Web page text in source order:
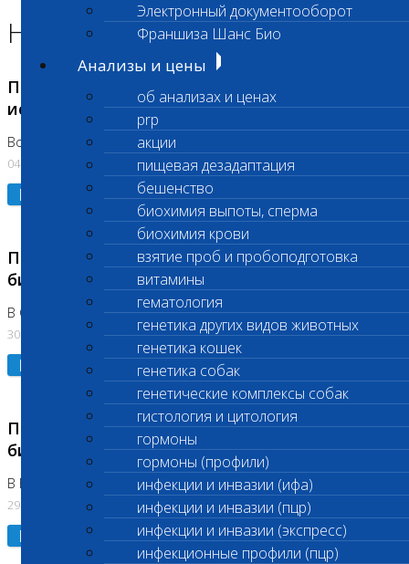
Электронный документооборот
Франшиза Шанс Био
Анализы и цены
об анализах и ценах
prp
акции
пищевая дезадаптация
бешенство
биохимия выпоты, сперма
биохимия крови
взятие проб и пробоподготовка
витамины
гематология
генетика других видов животных
генетика кошек
генетика собак
генетические комплексы собак
гистология и цитология
гормоны
гормоны (профили)
инфекции и инвазии (ифа)
инфекции и инвазии (пцр)
инфекции и инвазии (экспресс)
инфекционные профили (пцр)
Новости лаборатории
Приостановка срочных биохимических
исследований
Во Владыкино
04.08.2026
Подробнее
Приостановлено выполнение срочных
биохимических исследований
В Сколково. Код (123,309,310)
30.07.2026
Подробнее
Приостановлено выполнение срочных
биохимических исследований
В Бутово 29.07.26
29.07.2026
Подробнее